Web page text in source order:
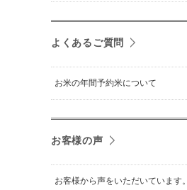
よくあるご質問
お米の年間予約米について
お客様の声
お客様から声をいただいています。